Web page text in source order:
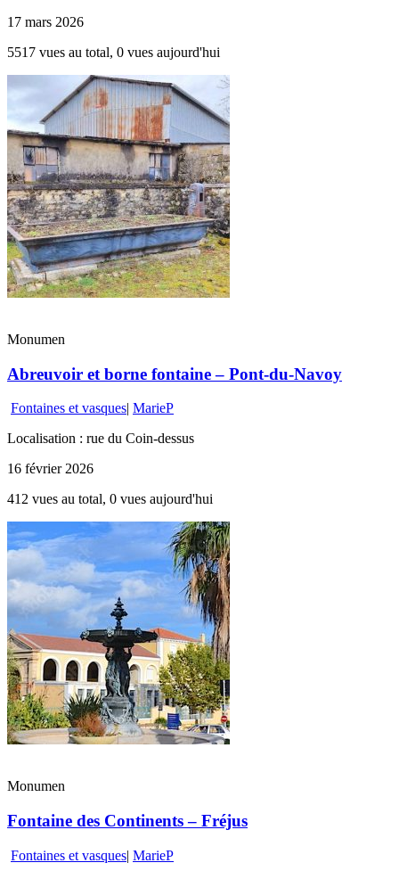
17 mars 2026
5517 vues au total, 0 vues aujourd'hui
Monumen
Abreuvoir et borne fontaine – Pont-du-Navoy
Fontaines et vasques| MarieP
Localisation : rue du Coin-dessus
16 février 2026
412 vues au total, 0 vues aujourd'hui
Monumen
Fontaine des Continents – Fréjus
Fontaines et vasques| MarieP